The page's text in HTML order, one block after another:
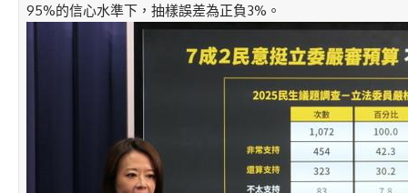
95%的信心水準下，抽樣誤差為正負3%。